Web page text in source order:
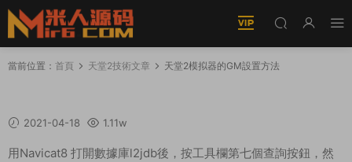
當前位置： 首頁 天堂2技術文章 天堂2模拟器的GM設置方法
2021-04-18 1.11w
用Navicat8 打開數據庫l2jdb後，按工具欄第七個查詢按鈕，然